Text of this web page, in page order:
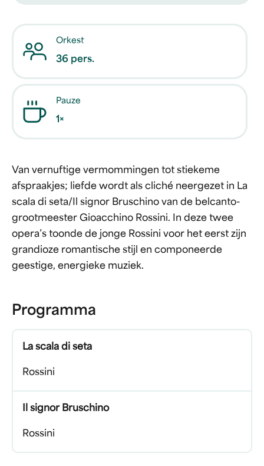
Orkest
36 pers.
Pauze
1×
Van vernuftige vermommingen tot stiekeme
afspraakjes; liefde wordt als cliché neergezet in La
scala di seta/Il signor Bruschino van de belcanto-
grootmeester Gioacchino Rossini. In deze twee
opera’s toonde de jonge Rossini voor het eerst zijn
grandioze romantische stijl en componeerde
geestige, energieke muziek.
Programma
La scala di seta
Rossini
Il signor Bruschino
Rossini